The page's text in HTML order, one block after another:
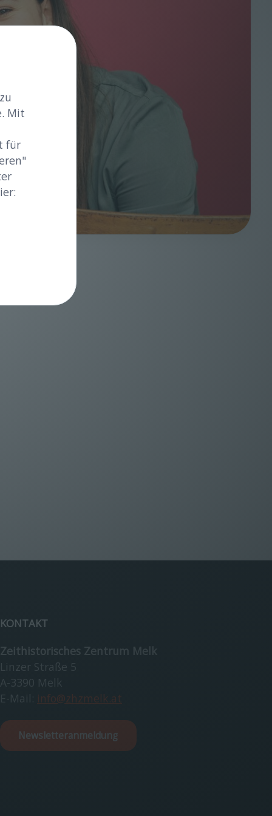
KONTAKT
Zeithistorisches Zentrum Melk
Linzer Straße 5
A-3390 Melk
E-Mail: info@zhzmelk.at
Newsletteranmeldung
Mit
für